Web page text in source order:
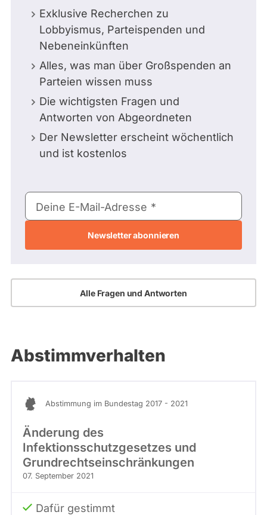
Exklusive Recherchen zu
Lobbyismus, Parteispenden und
Nebeneinkünften
Alles, was man über Großspenden an
Parteien wissen muss
Die wichtigsten Fragen und
Antworten von Abgeordneten
Der Newsletter erscheint wöchentlich
und ist kostenlos
E-
Mail-
Deine E-Mail-Adresse
Alle Fragen und Antworten
Abstimmverhalten
Abstimmung im Bundestag 2017 - 2021
Änderung des
Infektionsschutzgesetzes und
Grundrechtseinschränkungen
07. September 2021
Dafür gestimmt